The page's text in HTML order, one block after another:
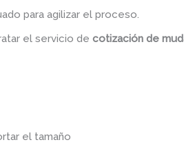
para agilizar el proceso.
el servicio de cotización de
el tamaño